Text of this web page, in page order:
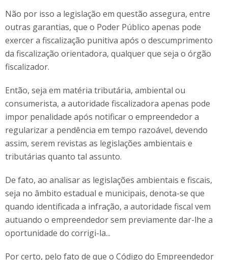
Não por isso a legislação em questão assegura, entre
outras garantias, que o Poder Público apenas pode
exercer a fiscalização punitiva após o descumprimento
da fiscalização orientadora, qualquer que seja o órgão
fiscalizador.
Então, seja em matéria tributária, ambiental ou
consumerista, a autoridade fiscalizadora apenas pode
impor penalidade após notificar o empreendedor a
regularizar a pendência em tempo razoável, devendo
assim, serem revistas as legislações ambientais e
tributárias quanto tal assunto.
De fato, ao analisar as legislações ambientais e fiscais,
seja no âmbito estadual e municipais, denota-se que
quando identificada a infração, a autoridade fiscal vem
autuando o empreendedor sem previamente dar-lhe a
oportunidade do corrigi-la...
Por certo, pelo fato de que o Código do Empreendedor